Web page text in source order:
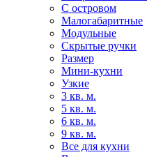
С островом
Малогабаритные
Модульные
Скрытые ручки
Размер
Мини-кухни
Узкие
3 кв. м.
5 кв. м.
6 кв. м.
9 кв. м.
Все для кухни